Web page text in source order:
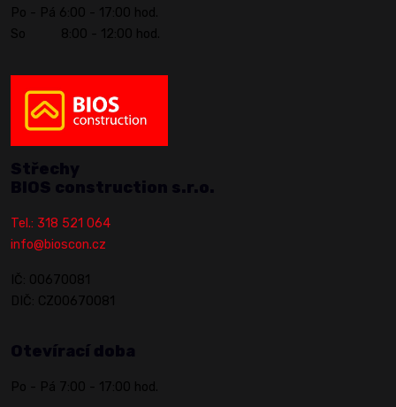
Po - Pá 6:00 - 17:00 hod.
So 8:00 - 12:00 hod.
Střechy
BIOS construction s.r.o.
Tel.: 318 521 064
info@bioscon.cz
IČ: 00670081
DIČ: CZ00670081
Otevírací doba
Po - Pá 7:00 - 17:00 hod.